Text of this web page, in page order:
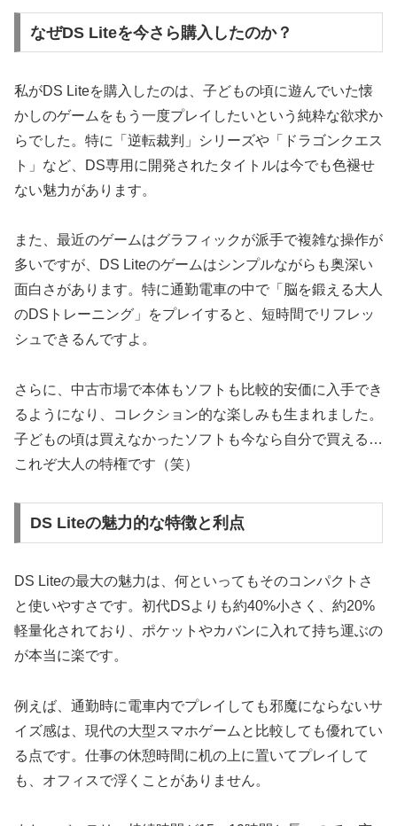
なぜDS Liteを今さら購入したのか？
私がDS Liteを購入したのは、子どもの頃に遊んでいた懐
かしのゲームをもう一度プレイしたいという純粋な欲求か
らでした。特に「逆転裁判」シリーズや「ドラゴンクエス
ト」など、DS専用に開発されたタイトルは今でも色褪せ
ない魅力があります。
また、最近のゲームはグラフィックが派手で複雑な操作が
多いですが、DS Liteのゲームはシンプルながらも奥深い
面白さがあります。特に通勤電車の中で「脳を鍛える大人
のDSトレーニング」をプレイすると、短時間でリフレッ
シュできるんですよ。
さらに、中古市場で本体もソフトも比較的安価に入手でき
るようになり、コレクション的な楽しみも生まれました。
子どもの頃は買えなかったソフトも今なら自分で買える…
これぞ大人の特権です（笑）
DS Liteの魅力的な特徴と利点
DS Liteの最大の魅力は、何といってもそのコンパクトさ
と使いやすさです。初代DSよりも約40%小さく、約20%
軽量化されており、ポケットやカバンに入れて持ち運ぶの
が本当に楽です。
例えば、通勤時に電車内でプレイしても邪魔にならないサ
イズ感は、現代の大型スマホゲームと比較しても優れてい
る点です。仕事の休憩時間に机の上に置いてプレイして
も、オフィスで浮くことがありません。